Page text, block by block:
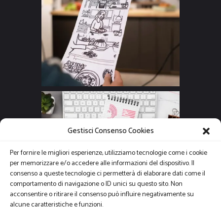
Gestisci Consenso Cookies
Per fornire le migliori esperienze, utilizziamo tecnologie come i cookie
per memorizzare e/o accedere alle informazioni del dispositivo. Il
consenso a queste tecnologie ci permetterà di elaborare dati come il
comportamento di navigazione o ID unici su questo sito. Non
acconsentire o ritirare il consenso può influire negativamente su
alcune caratteristiche e funzioni.